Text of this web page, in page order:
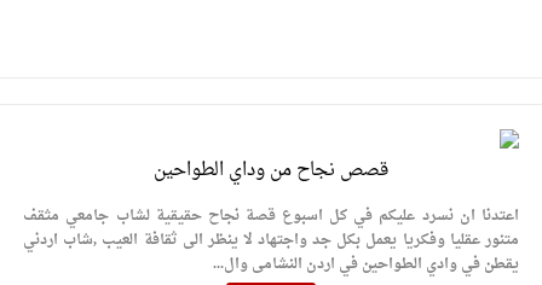
قصص نجاح من وداي الطواحين
اعتدنا ان نسرد عليكم في كل اسبوع قصة نجاح حقيقية لشاب جامعي مثقف
متنور عقليا وفكريا يعمل بكل جد واجتهاد لا ينظر الى ثقافة العيب ,شاب اردني
يقطن في وادي الطواحين في اردن النشامى وال...